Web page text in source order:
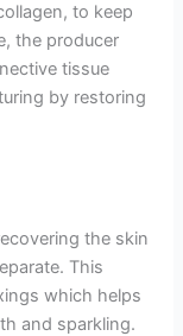
to keep
the producer
tissue
by restoring
recovering the skin
This
which helps
and sparkling.